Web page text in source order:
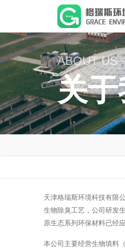
ABOUT US
关
天津格瑞斯环境科技有限
生物除臭工艺，公司研发
原生态系列环保材料已经
本公司主要经营生物填料